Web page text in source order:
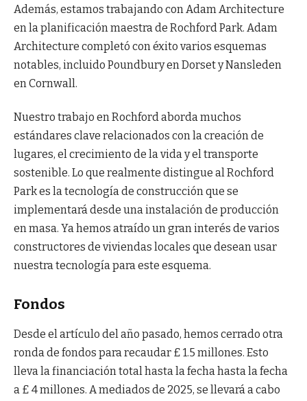
Además, estamos trabajando con Adam Architecture
en la planificación maestra de Rochford Park. Adam
Architecture completó con éxito varios esquemas
notables, incluido Poundbury en Dorset y Nansleden
en Cornwall.
Nuestro trabajo en Rochford aborda muchos
estándares clave relacionados con la creación de
lugares, el crecimiento de la vida y el transporte
sostenible. Lo que realmente distingue al Rochford
Park es la tecnología de construcción que se
implementará desde una instalación de producción
en masa. Ya hemos atraído un gran interés de varios
constructores de viviendas locales que desean usar
nuestra tecnología para este esquema.
Fondos
Desde el artículo del año pasado, hemos cerrado otra
ronda de fondos para recaudar £ 1.5 millones. Esto
lleva la financiación total hasta la fecha hasta la fecha
a £ 4 millones. A mediados de 2025, se llevará a cabo